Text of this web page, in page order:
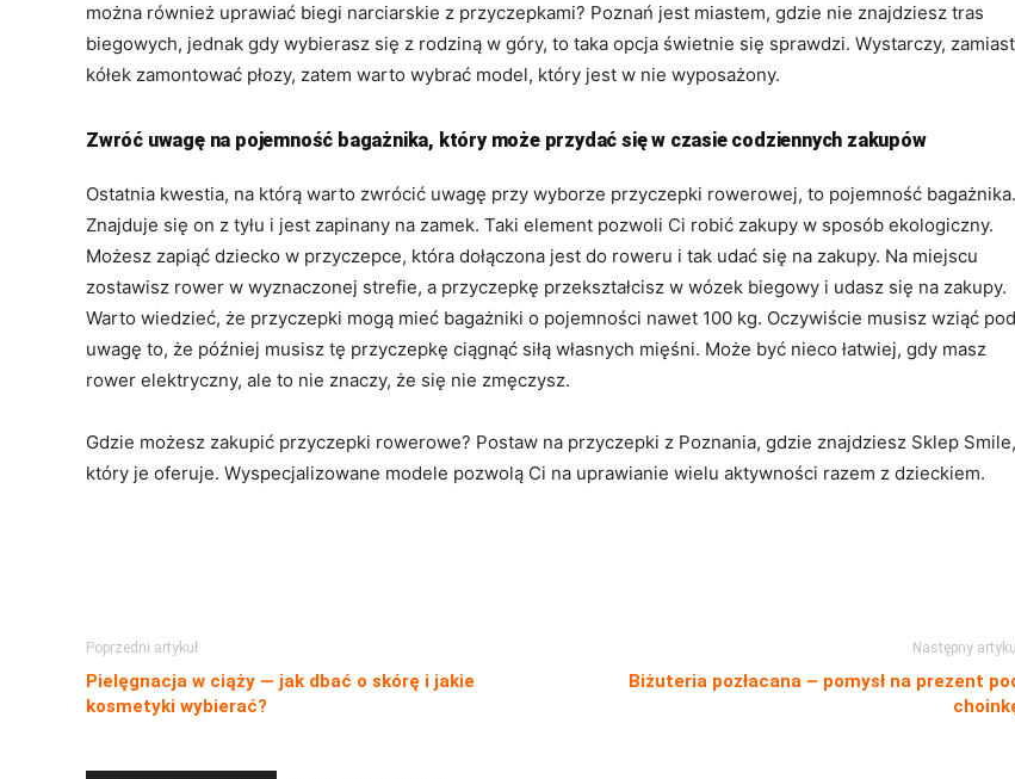
można również uprawiać biegi narciarskie z przyczepkami? Poznań jest miastem, gdzie nie znajdziesz tras
biegowych, jednak gdy wybierasz się z rodziną w góry, to taka opcja świetnie się sprawdzi. Wystarczy, zamiast
kółek zamontować płozy, zatem warto wybrać model, który jest w nie wyposażony.
Zwróć uwagę na pojemność bagażnika, który może przydać się w czasie codziennych zakupów
Ostatnia kwestia, na którą warto zwrócić uwagę przy wyborze przyczepki rowerowej, to pojemność bagażnika.
Znajduje się on z tyłu i jest zapinany na zamek. Taki element pozwoli Ci robić zakupy w sposób ekologiczny.
Możesz zapiąć dziecko w przyczepce, która dołączona jest do roweru i tak udać się na zakupy. Na miejscu
zostawisz rower w wyznaczonej strefie, a przyczepkę przekształcisz w wózek biegowy i udasz się na zakupy.
Warto wiedzieć, że przyczepki mogą mieć bagażniki o pojemności nawet 100 kg. Oczywiście musisz wziąć pod
uwagę to, że później musisz tę przyczepkę ciągnąć siłą własnych mięśni. Może być nieco łatwiej, gdy masz
rower elektryczny, ale to nie znaczy, że się nie zmęczysz.
Gdzie możesz zakupić przyczepki rowerowe? Postaw na przyczepki z Poznania, gdzie znajdziesz Sklep Smile,
który je oferuje. Wyspecjalizowane modele pozwolą Ci na uprawianie wielu aktywności razem z dzieckiem.
Poprzedni artykuł
Pielęgnacja w ciąży — jak dbać o skórę i jakie
kosmetyki wybierać?
Następny
Biżuteria pozłacana – pomysł na prezent